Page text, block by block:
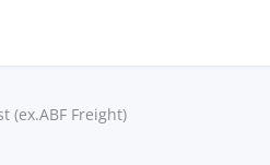
(ex.ABF Freight)